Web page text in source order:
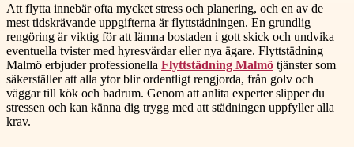
Att flytta innebär ofta mycket stress och planering, och en av de
mest tidskrävande uppgifterna är flyttstädningen. En grundlig
rengöring är viktig för att lämna bostaden i gott skick och undvika
eventuella tvister med hyresvärdar eller nya ägare. Flyttstädning
Malmö erbjuder professionella Flyttstädning Malmö tjänster som
säkerställer att alla ytor blir ordentligt rengjorda, från golv och
väggar till kök och badrum. Genom att anlita experter slipper du
stressen och kan känna dig trygg med att städningen uppfyller alla
krav.